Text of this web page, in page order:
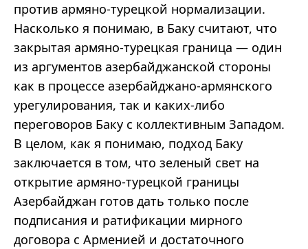
против армяно-турецкой нормализации.
Насколько я понимаю, в Баку считают, что
закрытая армяно-турецкая граница — один
из аргументов азербайджанской стороны
как в процессе азербайджано-армянского
урегулирования, так и каких-либо
переговоров Баку с коллективным Западом.
В целом, как я понимаю, подход Баку
заключается в том, что зеленый свет на
открытие армяно-турецкой границы
Азербайджан готов дать только после
подписания и ратификации мирного
договора с Арменией и достаточного